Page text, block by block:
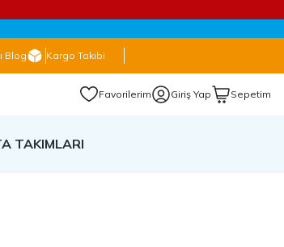
Blog Kargo Takibi
Favorilerim Giriş Yap Sepetim
TAKIMLARI